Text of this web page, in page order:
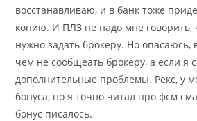
восстанавливаю, и в банк тоже
копию. И ПЛЗ не надо мне говорить,
нужно задать брокеру. Но опасаюсь,
чем не сообщеать брокеру, а если я
дополнительные проблемы. Рекс, у
бонуса, но я точно читал про фсм
бонус писалось.